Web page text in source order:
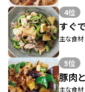
4位
すぐ
主な食
5位
豚肉
主な食